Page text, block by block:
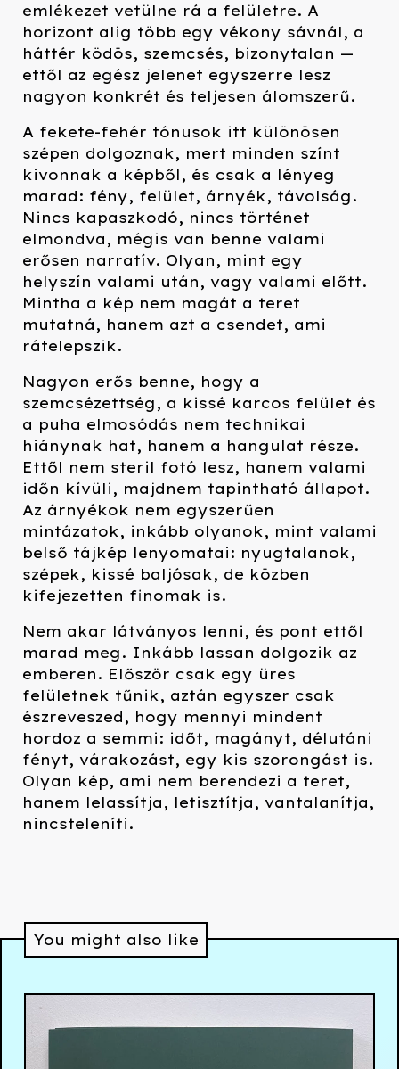
emlékezet vetülne rá a felületre. A
horizont alig több egy vékony sávnál, a
háttér ködös, szemcsés, bizonytalan —
ettől az egész jelenet egyszerre lesz
nagyon konkrét és teljesen álomszerű.
A fekete-fehér tónusok itt különösen
szépen dolgoznak, mert minden színt
kivonnak a képből, és csak a lényeg
marad: fény, felület, árnyék, távolság.
Nincs kapaszkodó, nincs történet
elmondva, mégis van benne valami
erősen narratív. Olyan, mint egy
helyszín valami után, vagy valami előtt.
Mintha a kép nem magát a teret
mutatná, hanem azt a csendet, ami
rátelepszik.
Nagyon erős benne, hogy a
szemcsézettség, a kissé karcos felület és
a puha elmosódás nem technikai
hiánynak hat, hanem a hangulat része.
Ettől nem steril fotó lesz, hanem valami
időn kívüli, majdnem tapintható állapot.
Az árnyékok nem egyszerűen
mintázatok, inkább olyanok, mint valami
belső tájkép lenyomatai: nyugtalanok,
szépek, kissé baljósak, de közben
kifejezetten finomak is.
Nem akar látványos lenni, és pont ettől
marad meg. Inkább lassan dolgozik az
emberen. Először csak egy üres
felületnek tűnik, aztán egyszer csak
észreveszed, hogy mennyi mindent
hordoz a semmi: időt, magányt, délutáni
fényt, várakozást, egy kis szorongást is.
Olyan kép, ami nem berendezi a teret,
hanem lelassítja, letisztítja, vantalanítja,
nincsteleníti.
You might also like